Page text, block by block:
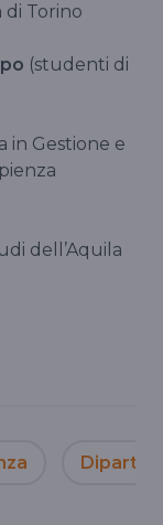
di Torino
(studenti di
in Gestione e
dell’Aquila